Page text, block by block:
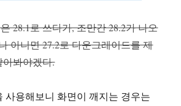
28.1로 쓰다가, 조만간 28.2가 나오
아니면 27.2로 다운그레이드를 제
아봐야겠다.
사용해보니 화면이 깨지는 경우는